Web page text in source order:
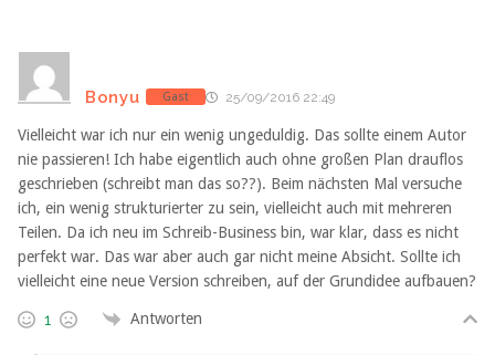
Bonyu Gast 25/09/2016 22:49
Vielleicht war ich nur ein wenig ungeduldig. Das sollte einem Autor
nie passieren! Ich habe eigentlich auch ohne großen Plan drauflos
geschrieben (schreibt man das so??). Beim nächsten Mal versuche
ich, ein wenig strukturierter zu sein, vielleicht auch mit mehreren
Teilen. Da ich neu im Schreib-Business bin, war klar, dass es nicht
perfekt war. Das war aber auch gar nicht meine Absicht. Sollte ich
vielleicht eine neue Version schreiben, auf der Grundidee aufbauen?
1 Antworten